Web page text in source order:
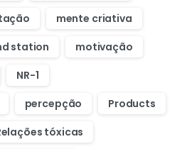
mente criativa
station
motivação
NR-1
percepção
Products
tóxicas